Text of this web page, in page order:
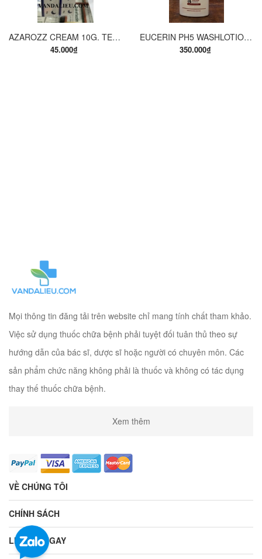
AZAROZZ CREAM 10G. TERBINAFINE 1%. THUỐC TRỊ NẤM DA CHÂN, NẤM DA ĐÙI, NẤM DA THÂN, LANG BEN...
45.000₫
EUCERIN PH5 WASHLOTION 400ML. SỮA TẮM DẠNG GEL CHO DA NHẠY CẢM.
350.000₫
Mọi thông tin đăng tải trên website chỉ mang tính chất tham khảo.
Việc sử dụng thuốc chữa bệnh phải tuyệt đối tuân thủ theo sự
hướng dẫn của bác sĩ, dược sĩ hoặc người có chuyên môn. Các
sản phẩm chức năng không phải là thuốc và không có tác dụng
thay thế thuốc chữa bệnh.
Xem thêm
VỀ CHÚNG TÔI
CHÍNH SÁCH
LIÊN HỆ NGAY